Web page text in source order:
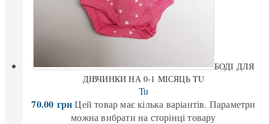
БОДІ ДЛЯ
ДІВЧИНКИ НА 0-1 МІСЯЦЬ TU
Tu
70.00 грн Цей товар має кілька варіантів. Параметри
можна вибрати на сторінці товару